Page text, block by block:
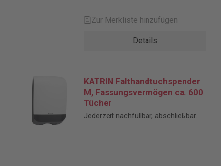
Zur Merkliste hinzufügen
Details
KATRIN Falthandtuchspender
M, Fassungsvermögen ca. 600
Tücher
Jederzeit nachfüllbar, abschließbar.